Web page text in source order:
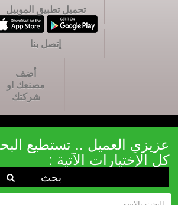
تحميل تطبيق الموبيل
إتصل بنا
أضف
مصنعك او
شركتك
عزيزي العميل .. تستطيع
كل الإختيارات الآتية :